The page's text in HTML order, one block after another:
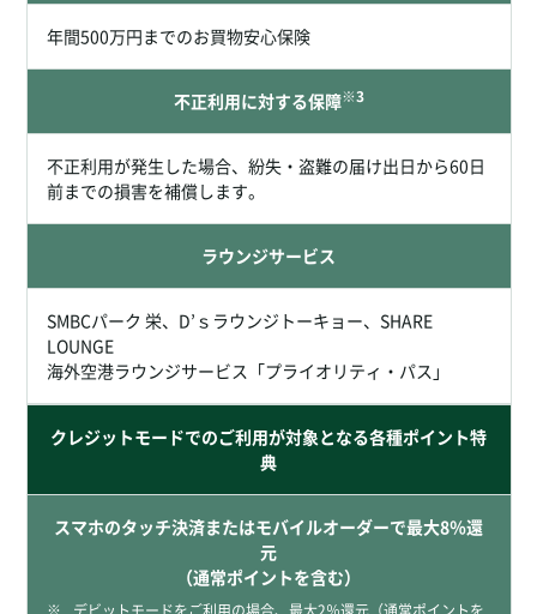
年間500万円までのお買物安心保険
不正利用に対する保障※3
不正利用が発生した場合、紛失・盗難の届け出日から60日
前までの損害を補償します。
ラウンジサービス
SMBCパーク 栄、D’ｓラウンジトーキョー、SHARE
LOUNGE
海外空港ラウンジサービス「プライオリティ・パス」
クレジットモードでのご利用が対象となる各種ポイント特
典
スマホのタッチ決済またはモバイルオーダーで最大8％還
元
（通常ポイントを含む）